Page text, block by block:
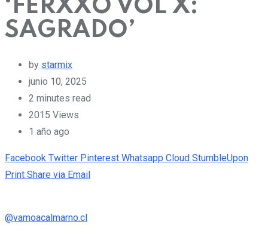
‘FERXXO VOL X:
SAGRADO’
by starmix
junio 10, 2025
2 minutes read
2015 Views
1 año ago
Facebook Twitter Pinterest Whatsapp Cloud StumbleUpon
Print Share via Email
@vamoacalmarno.cl